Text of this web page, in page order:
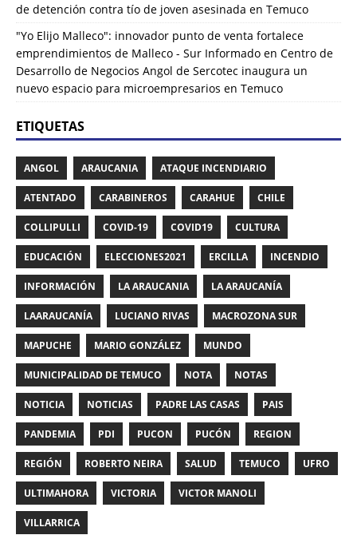
de detención contra tío de joven asesinada en Temuco
"Yo Elijo Malleco": innovador punto de venta fortalece
emprendimientos de Malleco - Sur Informado en Centro de
Desarrollo de Negocios Angol de Sercotec inaugura un
nuevo espacio para microempresarios en Temuco
ETIQUETAS
ANGOL ARAUCANIA ATAQUE INCENDIARIO
ATENTADO CARABINEROS CARAHUE CHILE
COLLIPULLI COVID-19 COVID19 CULTURA
EDUCACIÓN ELECCIONES2021 ERCILLA INCENDIO
INFORMACIÓN LA ARAUCANIA LA ARAUCANÍA
LAARAUCANÍA LUCIANO RIVAS MACROZONA SUR
MAPUCHE MARIO GONZÁLEZ MUNDO
MUNICIPALIDAD DE TEMUCO NOTA NOTAS
NOTICIA NOTICIAS PADRE LAS CASAS PAIS
PANDEMIA PDI PUCON PUCÓN REGION
REGIÓN ROBERTO NEIRA SALUD TEMUCO UFRO
ULTIMAHORA VICTORIA VICTOR MANOLI
VILLARRICA